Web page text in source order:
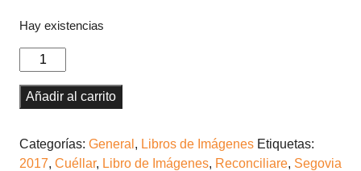
Hay existencias
Reconciliare
(2017)
Libro
cantidad
Añadir al carrito
Categorías: General , Libros de Imágenes Etiquetas:
2017, Cuéllar, Libro de Imágenes, Reconciliare, Segovia